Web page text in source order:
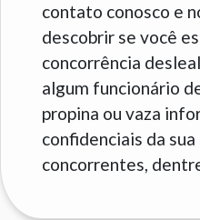
contato conosco e
descobrir se você
concorrência
algum funcionário
propina ou vaza
confidenciais da
concorrentes,